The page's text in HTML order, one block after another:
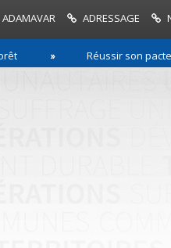
ADAMAVAR ADRESSAGE
Réussir son pacte